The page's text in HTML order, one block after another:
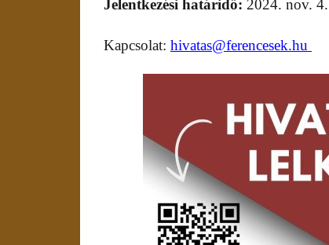
Jelentkezési határidő: 2024. nov. 4.
Kapcsolat: hivatas@ferencesek.hu